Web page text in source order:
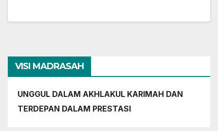
VISI MADRASAH
UNGGUL DALAM AKHLAKUL KARIMAH DAN
TERDEPAN DALAM PRESTASI